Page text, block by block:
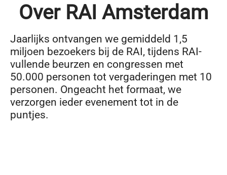
Over RAI Amsterdam
Jaarlijks ontvangen we gemiddeld 1,5
miljoen bezoekers bij de RAI, tijdens RAI-
vullende beurzen en congressen met
50.000 personen tot vergaderingen met 10
personen. Ongeacht het formaat, we
verzorgen ieder evenement tot in de
puntjes.